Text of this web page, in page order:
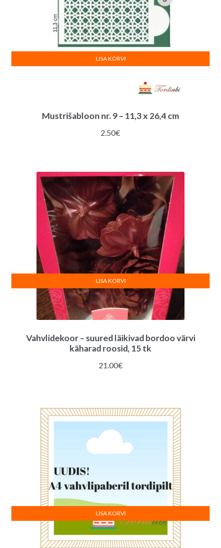
Mustrišabloon nr. 9 – 11,3 x 26,4 cm
2.50€
LISA KORVI
Vahvlidekoor – suured läikivad bordoo värvi
käharad roosid, 15 tk
21.00€
LISA KORVI
LISA KORVI